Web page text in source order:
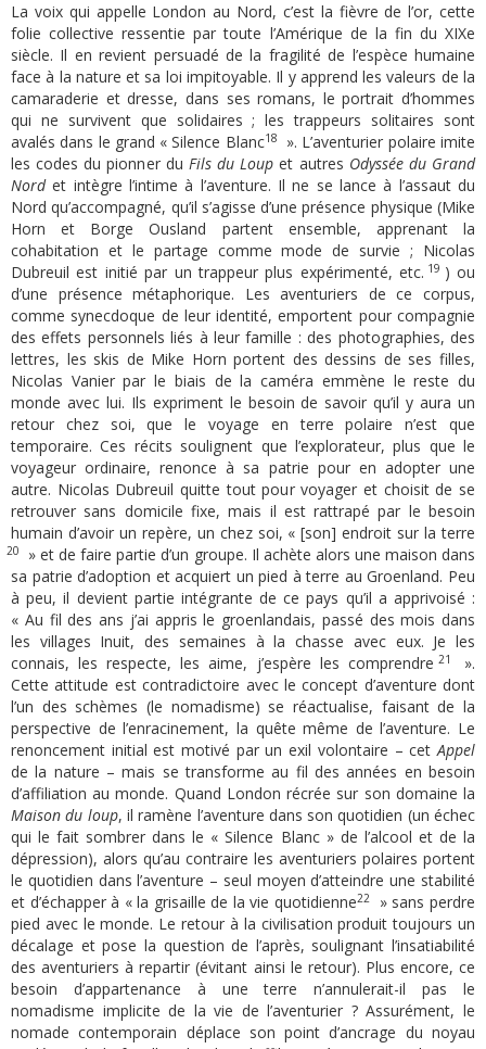
La voix qui appelle London au Nord, c’est la fièvre de l’or, cette
folie collective ressentie par toute l’Amérique de la fin du XIXe
siècle. Il en revient persuadé de la fragilité de l’espèce humaine
face à la nature et sa loi impitoyable. Il y apprend les valeurs de la
camaraderie et dresse, dans ses romans, le portrait d’hommes
qui ne survivent que solidaires ; les trappeurs solitaires sont
avalés dans le grand « Silence Blanc18
». L’aventurier polaire imite
les codes du pionner du Fils du Loupet autres Odyssée du Grand
Nordet intègre l’intime à l’aventure. Il ne se lance à l’assaut du
Nord qu’accompagné, qu’il s’agisse d’une présence physique (Mike
Horn et Borge Ousland partent ensemble, apprenant la
cohabitation et le partage comme mode de survie ; Nicolas
Dubreuil est initié par un trappeur plus expérimenté, etc.19 ) ou
d’une présence métaphorique. Les aventuriers de ce corpus,
comme synecdoque de leur identité, emportent pour compagnie
des effets personnels liés à leur famille : des photographies, des
lettres, les skis de Mike Horn portent des dessins de ses filles,
Nicolas Vanier par le biais de la caméra emmène le reste du
monde avec lui. Ils expriment le besoin de savoir qu’il y aura un
retour chez soi, que le voyage en terre polaire n’est que
temporaire. Ces récits soulignent que l’explorateur, plus que le
voyageur ordinaire, renonce à sa patrie pour en adopter une
autre. Nicolas Dubreuil quitte tout pour voyager et choisit de se
retrouver sans domicile fixe, mais il est rattrapé par le besoin
humain d’avoir un repère, un chez soi, « [son] endroit sur la terre
20
» et de faire partie d’un groupe. Il achète alors une maison dans
sa patrie d’adoption et acquiert un pied à terre au Groenland. Peu
à peu, il devient partie intégrante de ce pays qu’il a apprivoisé :
« Au fil des ans j’ai appris le groenlandais, passé des mois dans
les villages Inuit, des semaines à la chasse avec eux. Je les
connais, les respecte, les aime, j’espère les comprendre21
».
Cette attitude est contradictoire avec le concept d’aventure dont
l’un des schèmes (le nomadisme) se réactualise, faisant de la
perspective de l’enracinement, la quête même de l’aventure. Le
renoncement initial est motivé par un exil volontaire – cetAppel
de la nature – mais se transforme au fil des années en besoin
d’affiliation au monde. Quand London récrée sur son domaine la
Maison du loup, il ramène l’aventure dans son quotidien (un échec
qui le fait sombrer dans le « Silence Blanc » de l’alcool et de la
dépression), alors qu’au contraire les aventuriers polaires portent
le quotidien dans l’aventure – seul moyen d’atteindre une stabilité
et d’échapper à « la grisaille de la vie quotidienne22
» sans perdre
pied avec le monde. Le retour à la civilisation produit toujours un
décalage et pose la question de l’après, soulignant l’insatiabilité
des aventuriers à repartir (évitant ainsi le retour). Plus encore, ce
besoin d’appartenance à une terre n’annulerait-il pas le
nomadisme implicite de la vie de l’aventurier ? Assurément, le
nomade contemporain déplace son point d’ancrage du noyau